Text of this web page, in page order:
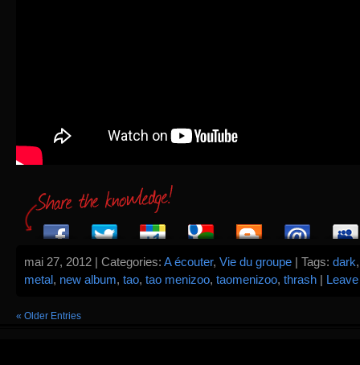
mai 27, 2012 | Categories: A écouter, Vie du groupe | Tags: dark
metal , new album, tao, tao menizoo, taomenizoo, thrash
« Older Entries